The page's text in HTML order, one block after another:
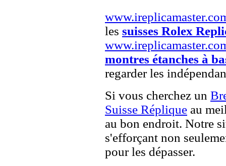
les suisses Rolex
montres étanches à
regarder les
Si vous cherchez un
Suisse Réplique au
au bon endroit. Notre
s'efforçant non
pour les dépasser.